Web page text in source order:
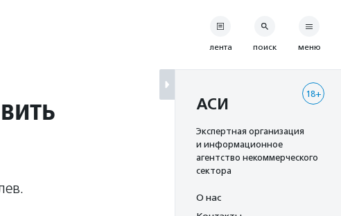
лента поиск меню
18+
АСИ
Экспертная организация
и информационное
агентство некоммерческого
сектора
О нас